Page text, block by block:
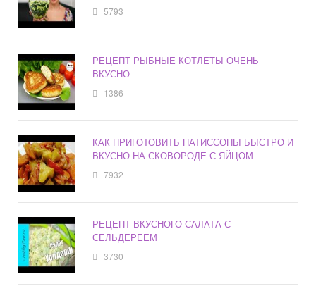
5793
РЕЦЕПТ РЫБНЫЕ КОТЛЕТЫ ОЧЕНЬ
ВКУСНО
1386
КАК ПРИГОТОВИТЬ ПАТИССОНЫ БЫСТРО И
ВКУСНО НА СКОВОРОДЕ С ЯЙЦОМ
7932
РЕЦЕПТ ВКУСНОГО САЛАТА С
СЕЛЬДЕРЕЕМ
3730